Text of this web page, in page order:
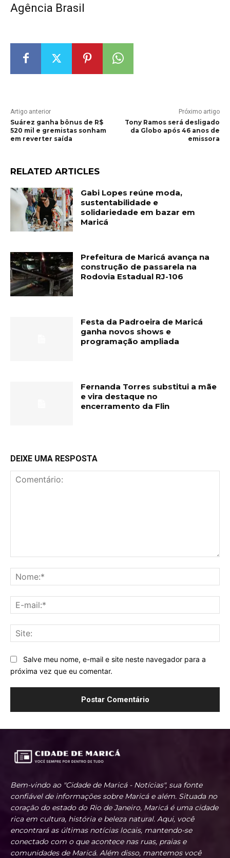
Agência Brasil
Artigo anterior
Suárez ganha bônus de R$
520 mil e gremistas sonham
em reverter saída
Próximo artigo
Tony Ramos será desligado
da Globo após 46 anos de
emissora
RELATED ARTICLES
Gabi Lopes reúne moda,
sustentabilidade e
solidariedade em bazar em
Maricá
Prefeitura de Maricá avança na
construção de passarela na
Rodovia Estadual RJ-106
Festa da Padroeira de Maricá
ganha novos shows e
programação ampliada
Fernanda Torres substitui a mãe
e vira destaque no
encerramento da Flin
DEIXE UMA RESPOSTA
Salve meu nome, e-mail e site neste navegador para a
próxima vez que eu comentar.
Bem-vindo ao "Cidade de Maricá - Notícias", sua fonte
confiável de informações sobre Maricá e além. Situada no
coração do estado do Rio de Janeiro, Maricá é uma cidade
rica em cultura, história e beleza natural. Aqui, você
encontrará as últimas notícias locais, mantendo-se
conectado com o que acontece nas ruas, praias e
comunidades de Maricá. Além disso, mantemos você